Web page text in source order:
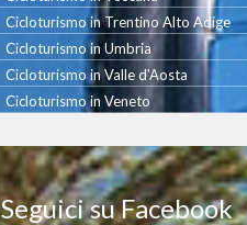
Cicloturismo in Trentino Alto Adige
Cicloturismo in Umbria
Cicloturismo in Valle d'Aosta
Cicloturismo in Veneto
Seguici su Facebook